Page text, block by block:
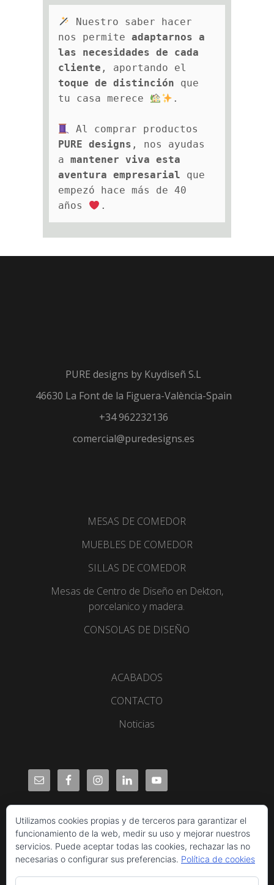
Nuestro saber hacer
nos permite adaptarnos a
las necesidades de cada
cliente
toque de distinción que
tu casa merece
.
PURE designs , nos ayudas
a mantener viva esta
aventura empresarial que
empezó hace más de 40
años
.
PURE designs by Kuydiseñ S.L
46630 La Font de la Figuera-València-Spain
+34 962232136
comercial@puredesigns.es
MESAS DE COMEDOR
MUEBLES DE COMEDOR
SILLAS DE COMEDOR
Mesas de Centro de Diseño en Dekton,
porcelanico y madera.
CONSOLAS DE DISEÑO
ACABADOS
CONTACTO
Noticias
Utilizamos cookies propias y de terceros para garantizar el
funcionamiento de la web, medir su uso y mejorar nuestros
servicios. Puede aceptar todas las cookies, rechazar las no
necesarias o configurar sus preferencias. Política de cookies